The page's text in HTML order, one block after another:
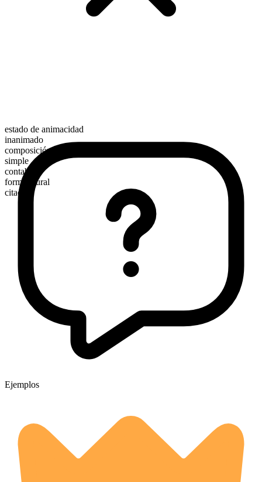
estado de animacidad
inanimado
composición morfológica
simple
contable
forma plural
citadels
Ejemplos